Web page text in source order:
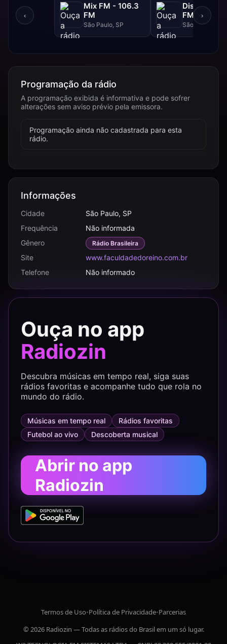
‹
Mix FM - 106.3
FM
São Paulo, SP
Disney -
FM
São Paulo, SP
›
Programação da rádio
A programação exibida é informativa e pode sofrer
alterações sem aviso prévio pela emissora.
Programação ainda não cadastrada para esta
rádio.
Informações
Cidade
São Paulo, SP
Frequência
Não informada
Gênero
Rádio Brasileira
Site
www.faculdadedoreino.com.br
Telefone
Não informado
Ouça no app
Radiozin
Descubra músicas em tempo real, siga suas
rádios favoritas e acompanhe tudo que rola no
mundo do rádio.
Músicas em tempo real
Rádios favoritas
Futebol ao vivo
Descoberta musical
Abrir no app
Radiozin
Termos de Uso•Política de Privacidade•Parcerias
© 2026 Radiozin — Todas as rádios do Brasil em um só lugar.